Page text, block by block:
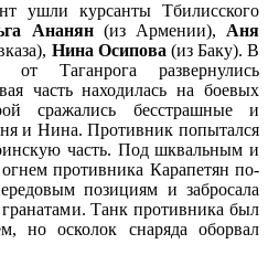
ушли курсанты Тбилисского
Ананян(из Армении), Аня
Нина Осипова (из Баку). В
Таганрога развернулись
часть находилась на боевых
сражались бесстрашные и
и Нина. Противник попытался
часть. Под шквальным и
противника Карапетян по-
позициям и забросала
Танк противника был
но осколок снаряда оборвал